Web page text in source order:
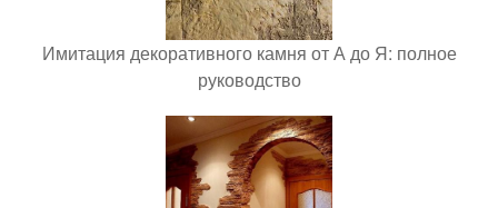
Имитация декоративного камня от А до Я: полное
руководство